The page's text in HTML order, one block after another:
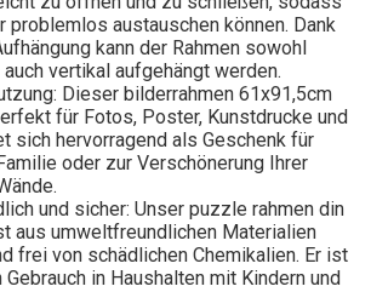
problemlos austauschen können. Dank
kann der Rahmen sowohl
vertikal aufgehängt werden.
Dieser bilderrahmen 61x91,5cm
für Fotos, Poster, Kunstdrucke und
sich hervorragend als Geschenk für
oder zur Verschönerung Ihrer
und sicher: Unser puzzle rahmen din
aus umweltfreundlichen Materialien
frei von schädlichen Chemikalien. Er ist
in Haushalten mit Kindern und